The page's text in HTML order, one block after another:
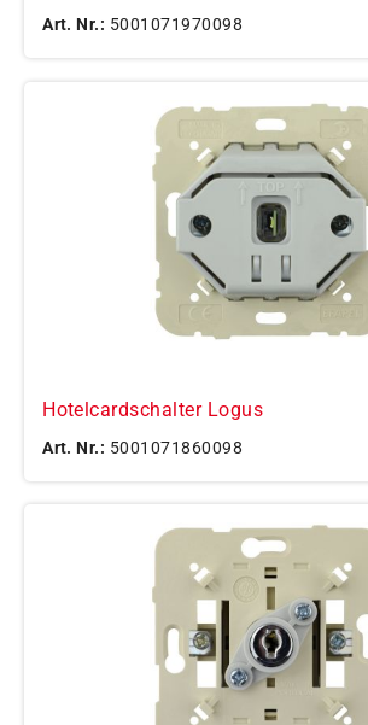
Art. Nr.: 5001071970098
Hotelcardschalter Logus
Art. Nr.: 5001071860098